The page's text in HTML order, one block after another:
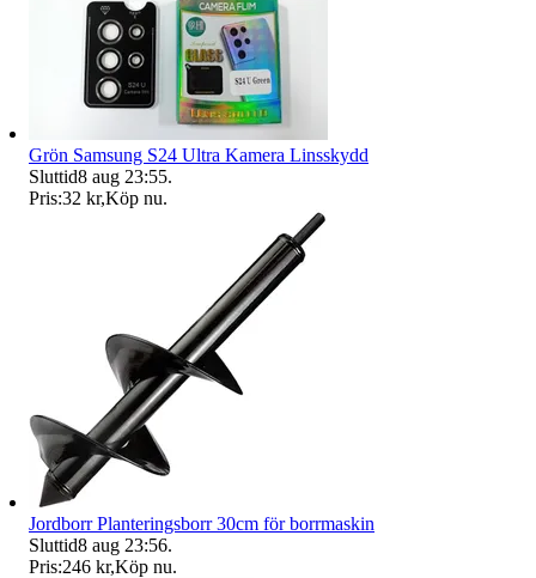
Grön Samsung S24 Ultra Kamera Linsskydd
Sluttid8 aug 23:55.
Pris:32 kr,Köp nu.
Jordborr Planteringsborr 30cm för borrmaskin
Sluttid8 aug 23:56.
Pris:246 kr,Köp nu.